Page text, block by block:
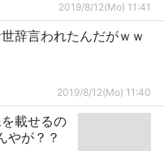
2019/8/12(Mo) 11:41
辞言われたんだがｗｗ
2019/8/12(Mo) 11:40
載せるの
やが？？